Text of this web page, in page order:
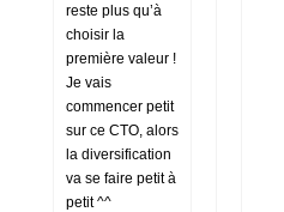
reste plus qu’à
choisir la
première valeur !
Je vais
commencer petit
sur ce CTO, alors
la diversification
va se faire petit à
petit ^^